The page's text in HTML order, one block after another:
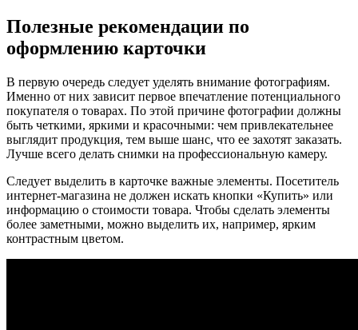
Полезные рекомендации по
оформлению карточки
В первую очередь следует уделять внимание фотографиям.
Именно от них зависит первое впечатление потенциального
покупателя о товарах. По этой причине фотографии должны
быть четкими, яркими и красочными: чем привлекательнее
выглядит продукция, тем выше шанс, что ее захотят заказать.
Лучше всего делать снимки на профессиональную камеру.
Следует выделить в карточке важные элементы. Посетитель
интернет-магазина не должен искать кнопки «Купить» или
информацию о стоимости товара. Чтобы сделать элементы
более заметными, можно выделить их, например, ярким
контрастным цветом.